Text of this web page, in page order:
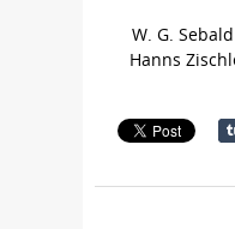
W. G.
Hanns